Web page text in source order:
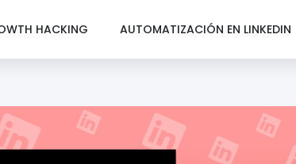
HACKING AUTOMATIZACIÓN EN LINKEDIN